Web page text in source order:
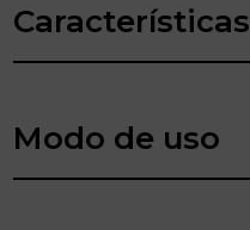
Características
Modo de uso